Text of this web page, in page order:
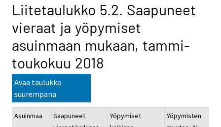
Liitetaulukko 5.2. Saapuneet
vieraat ja yöpymiset
asuinmaan mukaan, tammi-
toukokuu 2018
Avaa taulukko
suurempana
Asuinmaa
Saapuneet
Yöpymiset
Yöpymisten